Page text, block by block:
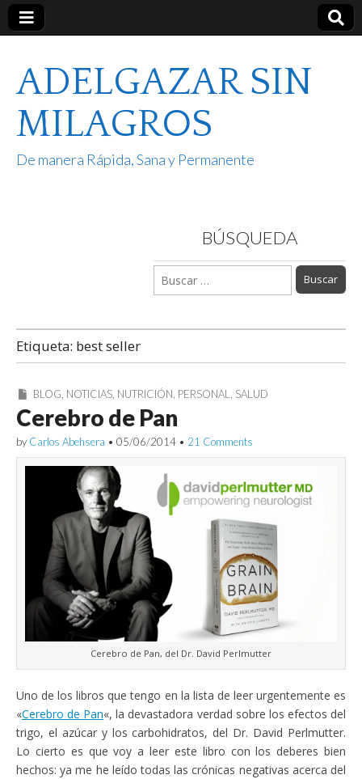
ADELGAZAR SIN
MILAGROS
De manera Rápida, Sana y Permanente
BÚSQUEDA
Buscar:
Etiqueta: best seller
BLOG, NOTICIAS, NUTRICIÓN, PERSONAL, SALUD
Cerebro de Pan
by Carlos Abehsera • 05/06/2014 • 21 Comments
Cerebro de Pan, del Dr. David Perlmutter
Uno de los libros que tengo en la lista de leer urgentemente es
«Cerebro de Pan«, la devastadora verdad sobre los efectos del
trigo, el azúcar y los carbohidratos, del Dr. David Perlmutter.
Lo cierto es que voy a leer este libro con los deberes bien
hechos: ya me he leído todas las crónicas negativas acerca del